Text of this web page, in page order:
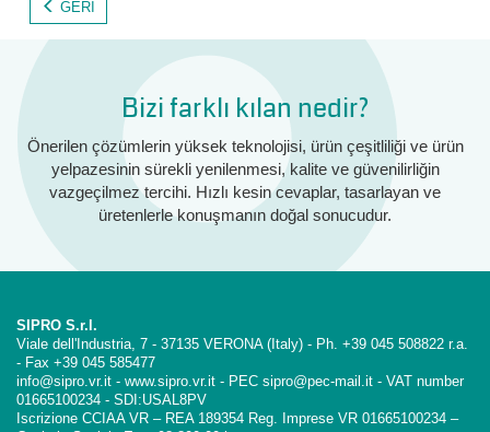
GERI
Bizi farklı kılan nedir?
Önerilen çözümlerin yüksek teknolojisi, ürün çeşitliliği ve ürün
yelpazesinin sürekli yenilenmesi, kalite ve güvenilirliğin
vazgeçilmez tercihi. Hızlı kesin cevaplar, tasarlayan ve
üretenlerle konuşmanın doğal sonucudur.
SIPRO S.r.l.
Viale dell'Industria, 7 - 37135 VERONA (Italy) - Ph. +39 045 508822 r.a.
- Fax +39 045 585477
info@sipro.vr.it - www.sipro.vr.it - PEC sipro@pec-mail.it - VAT number
01665100234 - SDI:USAL8PV
Iscrizione CCIAA VR – REA 189354 Reg. Imprese VR 01665100234 –